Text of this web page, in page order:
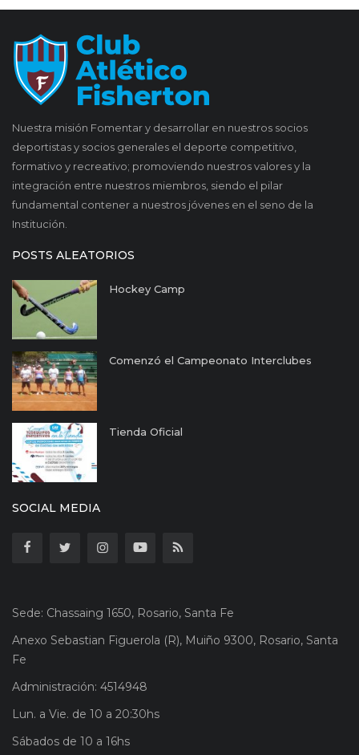
Nuestra misión Fomentar y desarrollar en nuestros socios
deportistas y socios generales el deporte competitivo,
formativo y recreativo; promoviendo nuestros valores y la
integración entre nuestros miembros, siendo el pilar
fundamental contener a nuestros jóvenes en el seno de la
Institución.
POSTS ALEATORIOS
Hockey Camp
Comenzó el Campeonato Interclubes
Tienda Oficial
SOCIAL MEDIA
Sede: Chassaing 1650, Rosario, Santa Fe
Anexo Sebastian Figuerola (R), Muiño 9300, Rosario, Santa
Fe
Administración: 4514948
Lun. a Vie. de 10 a 20:30hs
Sábados de 10 a 16hs